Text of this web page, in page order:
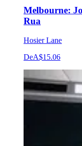
Melbourne:
Rua
Hosier Lane
DeA$15.06